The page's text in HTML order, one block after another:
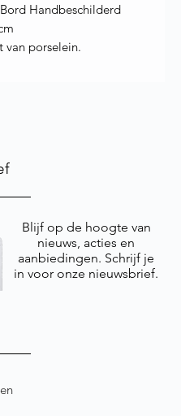
Handbeschilderd
van porselein.
Blijf op de hoogte van
nieuws, acties en
aanbiedingen. Schrijf je
in voor onze nieuwsbrief.